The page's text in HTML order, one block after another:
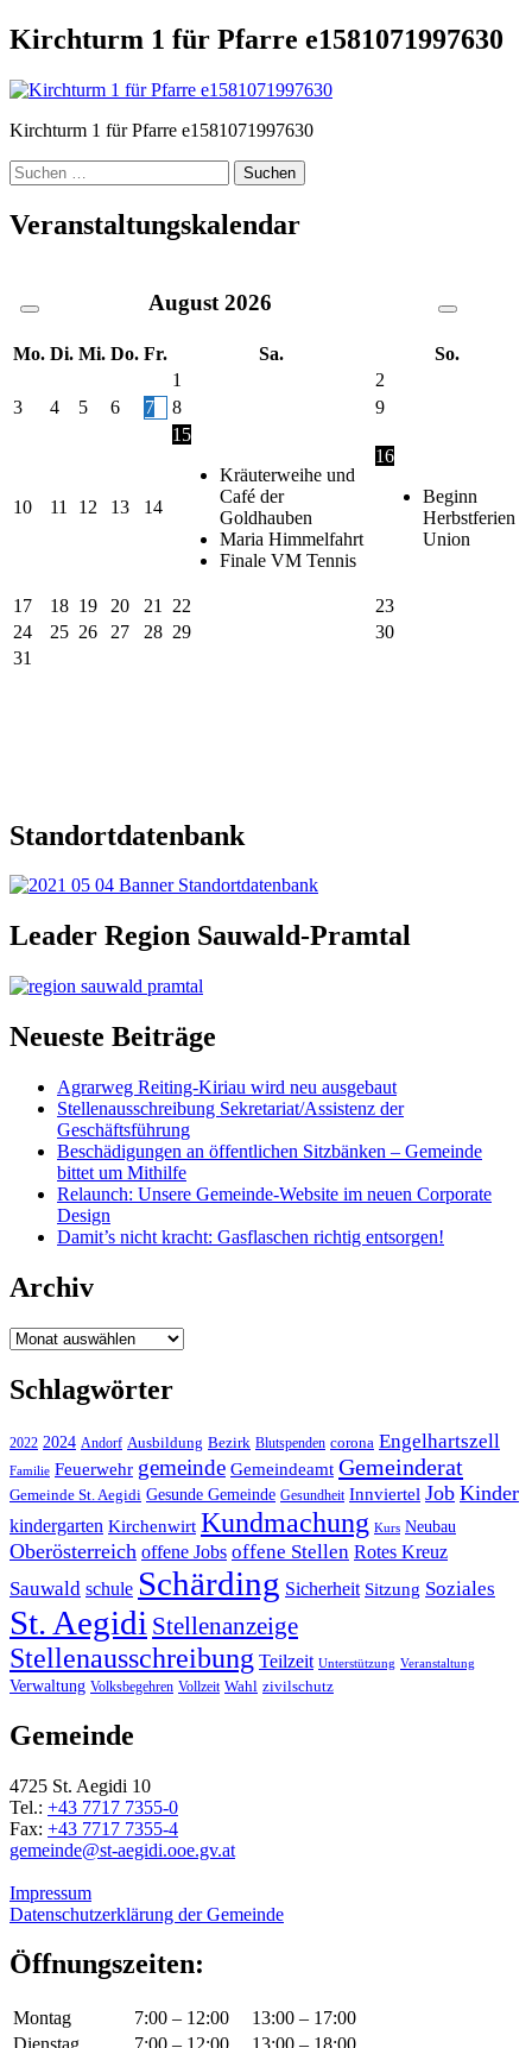
Kirchturm 1 für Pfarre e1581071997630
Kirchturm 1 für Pfarre e1581071997630
Suche
nach:
Veranstaltungskalendar
August 2026
Mo. Di. Mi. Do. Fr. Sa.
So.
1
2
3
4 5 6 7 8 9
10 11 12 13 14
15
Kräuterweihe und
Café der
Goldhauben
Maria Himmelfahrt
Finale VM Tennis
16
Beginn
Herbstferien
Union
17 18 19 20 21 22
23
24
25 26 27 28 29
30
31
Standortdatenbank
Leader Region Sauwald-Pramtal
Neueste Beiträge
Agrarweg Reiting-Kiriau wird neu ausgebaut
Stellenausschreibung Sekretariat/Assistenz der
Geschäftsführung
Beschädigungen an öffentlichen Sitzbänken – Gemeinde
bittet um Mithilfe
Relaunch: Unsere Gemeinde-Website im neuen Corporate
Design
Damit’s nicht kracht: Gasflaschen richtig entsorgen!
Archiv
Archiv
Schlagwörter
2022 2024 Andorf Ausbildung Bezirk Blutspenden corona Engelhartszell
Familie Feuerwehr gemeinde Gemeindeamt Gemeinderat
Gemeinde St. Aegidi Gesunde Gemeinde Gesundheit Innviertel Job Kinder
kindergarten Kirchenwirt Kundmachung Kurs Neubau
Oberösterreich offene Jobs offene Stellen Rotes Kreuz
Sauwald schule Schärding Sicherheit Sitzung Soziales
St. Aegidi Stellenanzeige
Stellenausschreibung Teilzeit Unterstützung Veranstaltung
Verwaltung Volksbegehren Vollzeit Wahl zivilschutz
Gemeinde
4725 St. Aegidi 10
Tel.: +43 7717 7355-0
Fax: +43 7717 7355-4
gemeinde@st-aegidi.ooe.gv.at
Impressum
Datenschutzerklärung der Gemeinde
Öffnungszeiten:
Montag 7:00 – 12:00
13:00 – 17:00